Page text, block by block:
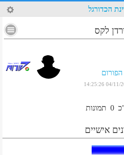
9 הכדורגל
לקס
04/11/2018
0 תמונות
אישיים